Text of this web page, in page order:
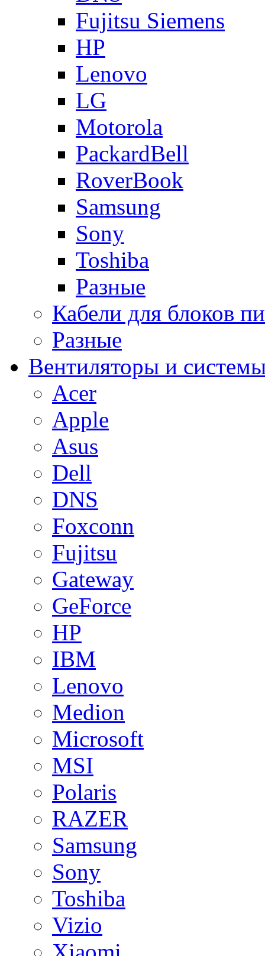
Fujitsu Siemens
HP
Lenovo
LG
Motorola
PackardBell
RoverBook
Samsung
Sony
Toshiba
Разные
Кабели для блоков
Разные
Вентиляторы и
Acer
Apple
Asus
Dell
DNS
Foxconn
Fujitsu
Gateway
GeForce
HP
IBM
Lenovo
Medion
Microsoft
MSI
Polaris
RAZER
Samsung
Sony
Toshiba
Vizio